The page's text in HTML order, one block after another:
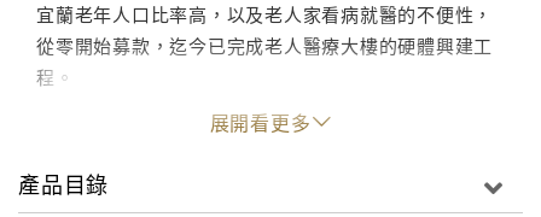
宜蘭老年人口比率高，以及老人家看病就醫的不便性，
從零開始募款，迄今已完成老人醫療大樓的硬體興建工
程。
如今，陳永興院長抱著無憾、期許及感恩的心情決定退
休。本書特別邀請各界朋友及院內人士回顧陳院長任內
的貢獻，並收錄陳院長以真情至性寫給全院同仁的20封
展開看更多
產品目錄